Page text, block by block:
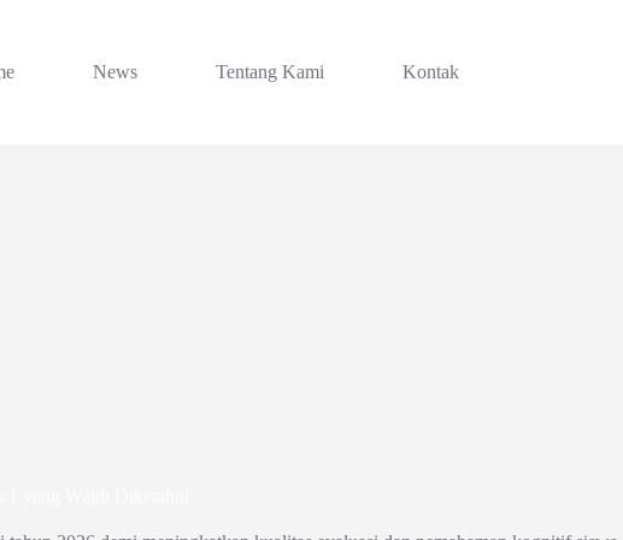
News Tentang Kami Kontak